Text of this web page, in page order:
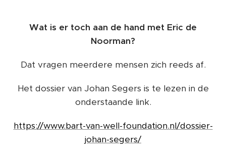
Wat is er toch aan de hand met Eric de
Noorman?
Dat vragen meerdere mensen zich reeds af.
Het dossier van Johan Segers is te lezen in de
onderstaande link.
https://www.bart-van-well-foundation.nl/dossier-
johan-segers/